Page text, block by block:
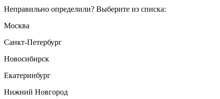
Неправильно определили? Выберите из списка:
Москва
Санкт-Петербург
Новосибирск
Екатеринбург
Нижний Новгород